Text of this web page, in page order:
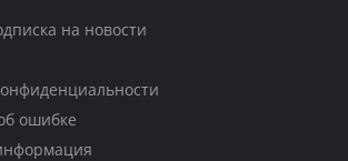
на новости
ошибке